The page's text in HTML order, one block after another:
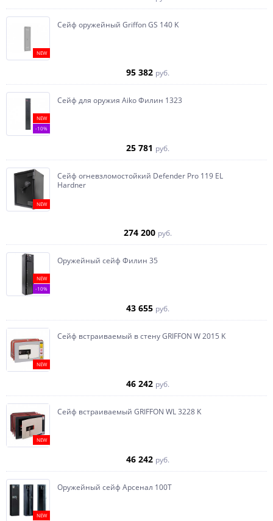
NEW
Сейф оружейный Griffon GS 140 K
95 382 руб.
NEW
-10%
Сейф для оружия Aiko Филин 1323
25 781 руб.
NEW
Сейф огневзломостойкий Defender Pro 119 EL
Hardner
274 200 руб.
NEW
-10%
Оружейный сейф Филин 35
43 655 руб.
NEW
Сейф встраиваемый в стену GRIFFON W 2015 K
46 242 руб.
NEW
Сейф встраиваемый GRIFFON WL 3228 K
46 242 руб.
NEW
Оружейный сейф Арсенал 100Т